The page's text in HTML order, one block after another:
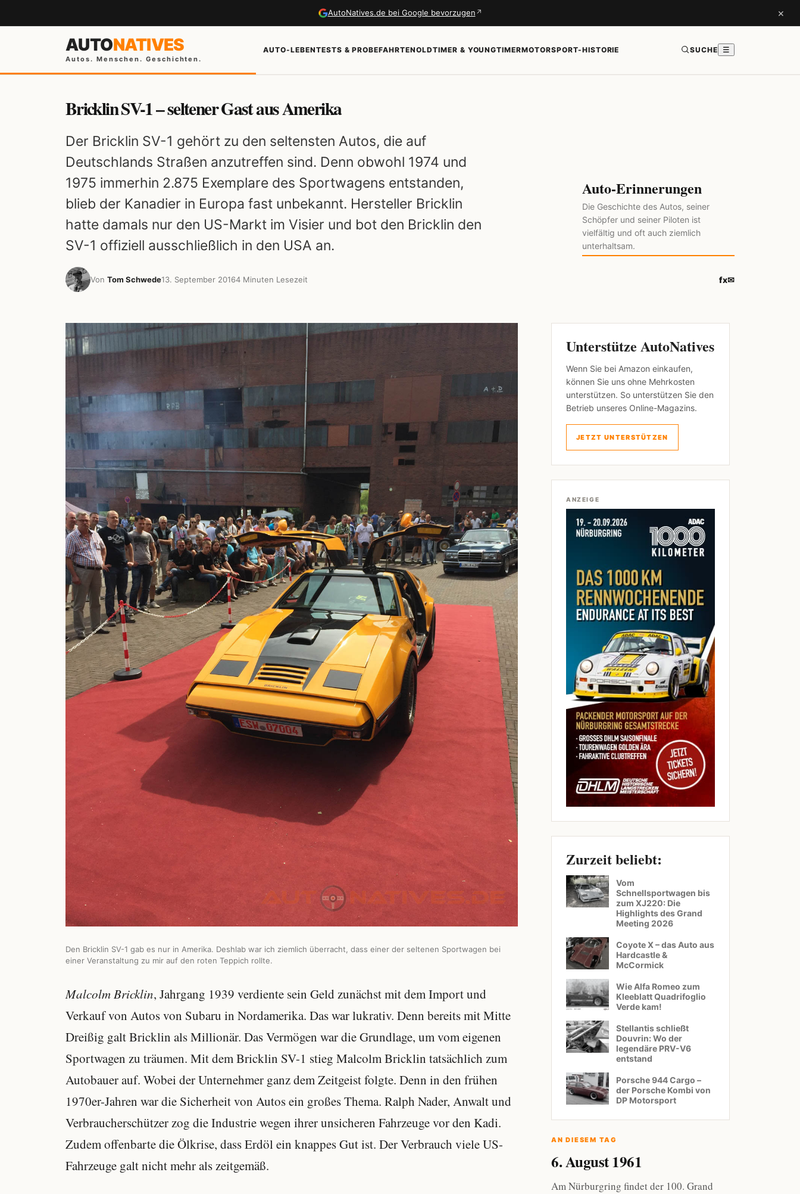
AutoNatives.de bei Google bevorzugen ↗ ×
AUTONATIVES
Autos. Menschen. Geschichten.
AUTO-LEBENTESTS & PROBEFAHRTENOLDTIMER & YOUNGTIMERMOTORSPORT-HISTORIE SUCHE ☰
Bricklin SV-1 – seltener Gast aus Amerika
Der Bricklin SV-1 gehört zu den seltensten Autos, die auf
Deutschlands Straßen anzutreffen sind. Denn obwohl 1974 und
1975 immerhin 2.875 Exemplare des Sportwagens entstanden,
blieb der Kanadier in Europa fast unbekannt. Hersteller Bricklin
hatte damals nur den US-Markt im Visier und bot den Bricklin den
SV-1 offiziell ausschließlich in den USA an.
Auto-Erinnerungen
Die Geschichte des Autos, seiner
Schöpfer und seiner Piloten ist
vielfältig und oft auch ziemlich
unterhaltsam.
Von Tom Schwede13. September 20164 Minuten Lesezeit fx✉
Den Bricklin SV-1 gab es nur in Amerika. Deshlab war ich ziemlich überracht, dass einer der seltenen Sportwagen bei
einer Veranstaltung zu mir auf den roten Teppich rollte.
Malcolm Bricklin, Jahrgang 1939 verdiente sein Geld zunächst mit dem Import und
Verkauf von Autos von Subaru in Nordamerika. Das war lukrativ. Denn bereits mit Mitte
Dreißig galt Bricklin als Millionär. Das Vermögen war die Grundlage, um vom eigenen
Sportwagen zu träumen. Mit dem Bricklin SV-1 stieg Malcolm Bricklin tatsächlich zum
Autobauer auf. Wobei der Unternehmer ganz dem Zeitgeist folgte. Denn in den frühen
1970er-Jahren war die Sicherheit von Autos ein großes Thema. Ralph Nader, Anwalt und
Verbraucherschützer zog die Industrie wegen ihrer unsicheren Fahrzeuge vor den Kadi.
Zudem offenbarte die Ölkrise, dass Erdöl ein knappes Gut ist. Der Verbrauch viele US-
Fahrzeuge galt nicht mehr als zeitgemäß.
Unterstütze AutoNatives
Wenn Sie bei Amazon einkaufen,
können Sie uns ohne Mehrkosten
unterstützen. So unterstützen Sie den
Betrieb unseres Online-Magazins.
JETZT UNTERSTÜTZEN
ANZEIGE
Zurzeit beliebt:
Vom
Schnellsportwagen bis
zum XJ220: Die
Highlights des Grand
Meeting 2026
Coyote X – das Auto aus
Hardcastle &
McCormick
Wie Alfa Romeo zum
Kleeblatt Quadrifoglio
Verde kam!
Stellantis schließt
Douvrin: Wo der
legendäre PRV-V6
entstand
Porsche 944 Cargo –
der Porsche Kombi von
DP Motorsport
AN DIESEM TAG
6. August 1961
Am Nürburgring findet der 100. Grand